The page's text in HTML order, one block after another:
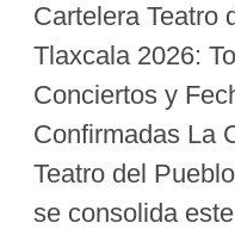
Cartelera Teatro
Tlaxcala 2026:
Conciertos y
Confirmadas La
Teatro del
se consolida